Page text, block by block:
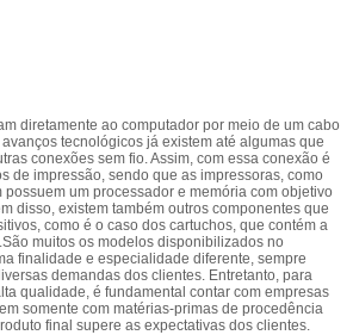
diretamente ao computador por meio de um cabo
tecnológicos já existem até algumas que
conexões sem fio. Assim, com essa conexão é
de impressão, sendo que as impressoras, como
um processador e memória com objetivo
disso, existem também outros componentes que
como é o caso dos cartuchos, que contém a
muitos os modelos disponibilizados no
finalidade e especialidade diferente, sempre
demandas dos clientes. Entretanto, para
qualidade, é fundamental contar com empresas
somente com matérias-primas de procedência
final supere as expectativas dos clientes.